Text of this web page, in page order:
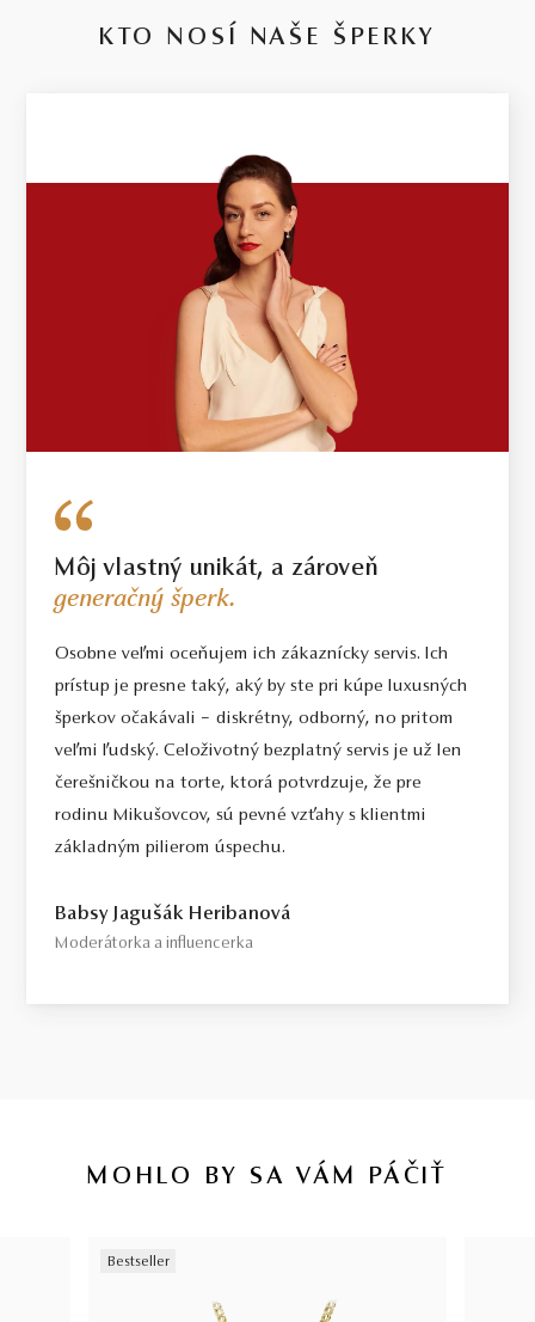
KTO NOSÍ NAŠE ŠPERKY
Môj vlastný unikát, a zároveň
generačný šperk.
Osobne veľmi oceňujem ich zákaznícky servis. Ich
prístup je presne taký, aký by ste pri kúpe luxusných
šperkov očakávali – diskrétny, odborný, no pritom
veľmi ľudský. Celoživotný bezplatný servis je už len
čerešničkou na torte, ktorá potvrdzuje, že pre
rodinu Mikušovcov, sú pevné vzťahy s klientmi
základným pilierom úspechu.
Babsy Jagušák Heribanová
Moderátorka a influencerka
MOHLO BY SA VÁM PÁČIŤ
Bestseller